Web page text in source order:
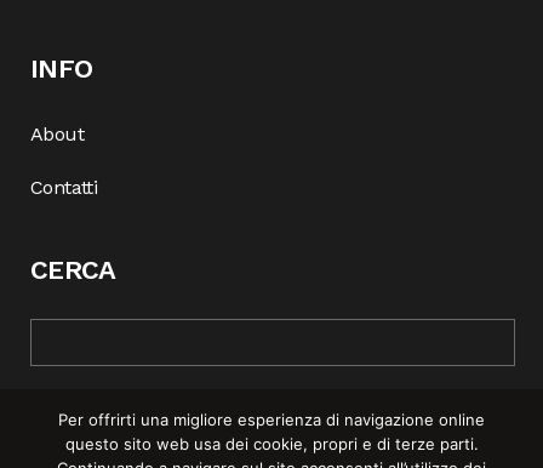
INFO
About
Contatti
CERCA
Per offrirti una migliore esperienza di navigazione online
questo sito web usa dei cookie, propri e di terze parti.